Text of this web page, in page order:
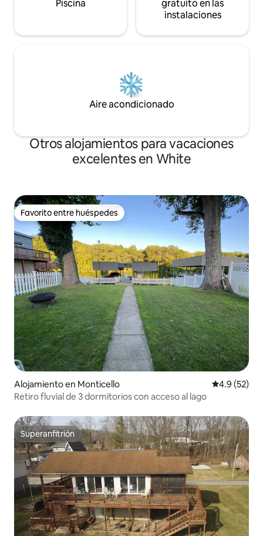
Piscina
gratuito en las
instalaciones
Aire acondicionado
Otros alojamientos para vacaciones
excelentes en White
Favorito entre huéspedes
Favorito entre huéspedes
Alojamiento en Monticello Calificación
4.9 (52)
Retiro fluvial de 3 dormitorios con acceso al lago
Superanfitrión
Superanfitrión